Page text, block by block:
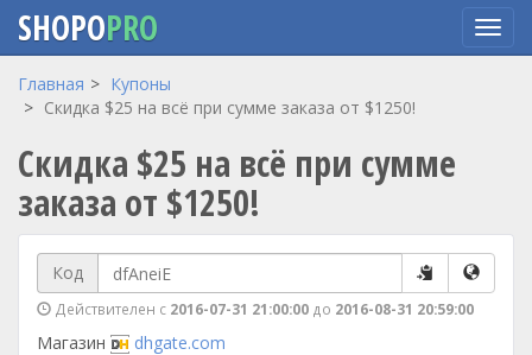
Перейти
содержанию
SHOPOPRO
Главная
Купоны
Скидка $25 на всё при сумме заказа от $1250!
Скидка $25 на всё при сумме
заказа от $1250!
Код
Действителен с 2016-07-31 21:00:00 до 2016-08-31 20:59:00
Магазин
dhgate.com